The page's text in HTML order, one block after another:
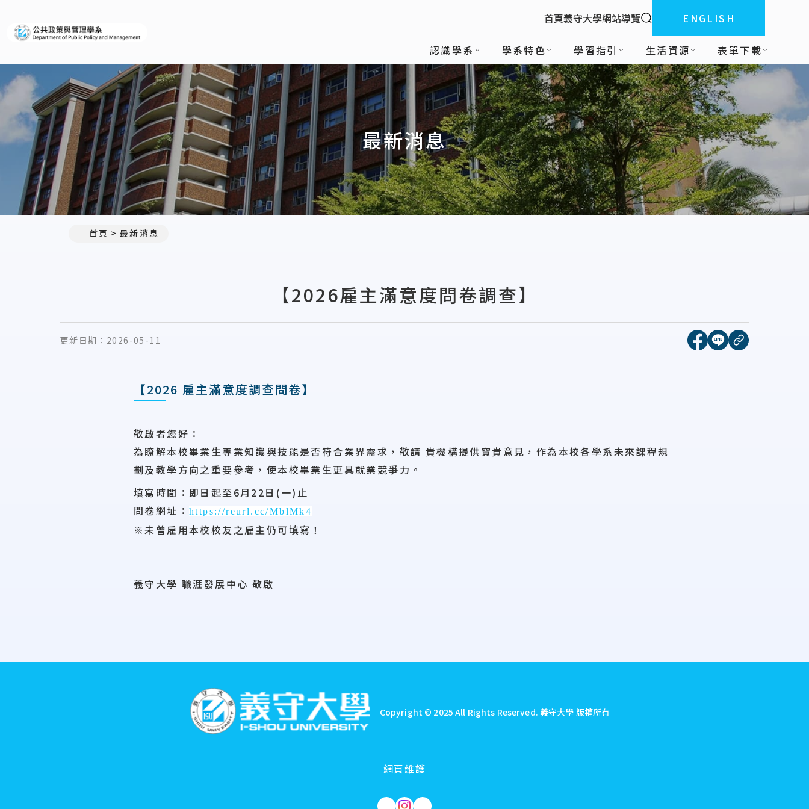
:::
首頁義守大學網站導覽 全站搜索ENGLISH
認識學系 學系特色 學習指引 生活資源 表單下載
最新消息
首頁 最新消息
【2026雇主滿意度問卷調查】
更新日期： 2026-05-11 [另開新視窗]分享到
[另開新視窗]分享
複製連結
【2026 雇主滿意度調查問卷】
敬啟者您好：
為瞭解本校畢業生專業知識與技能是否符合業界需求，敬請 貴機構提供寶貴意見，作為本校各學系未來課程規
劃及教學方向之重要參考，使本校畢業生更具就業競爭力。
填寫時間： 即日起至6月22日(一)止
問卷網址： https://reurl.cc/MblMk4
義守大學 職涯發展中心 敬啟
Copyright © 2025 All Rights Reserved. 義守大學 版權所有
網頁維護